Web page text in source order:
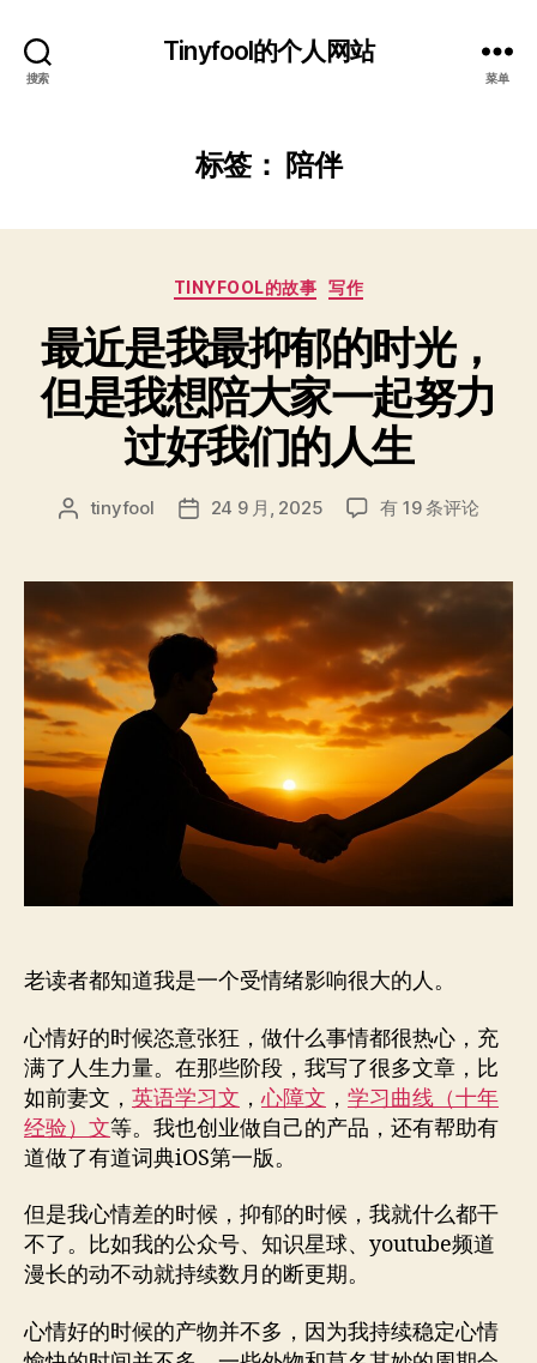
搜索
Tinyfool的个人网站
菜单
标签： 陪伴
分
TINYFOOL的故事 写作
最近是我最抑郁的时光，
但是我想陪大家一起努力
过好我们的人生
文
者
tinyfool
发
期
24 9 月, 2025
最
我
抑
郁
的
时
光，
是
我
大
起
力
过
好
我
们
生
有 19 条评论
老读者都知道我是一个受情绪影响很大的人。
心情好的时候恣意张狂，做什么事情都很热心，充
满了人生力量。在那些阶段，我写了很多文章，比
如前妻文， 英语学习文 ，心障文 ， 学习曲线（十年
经验）文等。我也创业做自己的产品，还有帮助有
道做了有道词典iOS第一版。
但是我心情差的时候，抑郁的时候，我就什么都干
不了。比如我的公众号、知识星球、youtube频道
漫长的动不动就持续数月的断更期。
心情好的时候的产物并不多，因为我持续稳定心情